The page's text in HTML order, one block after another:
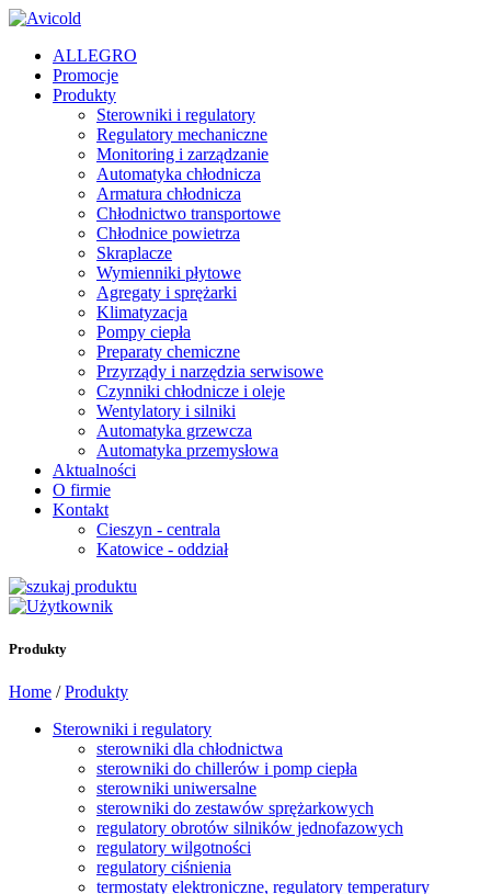
ALLEGRO
Promocje
Produkty
Sterowniki i regulatory
Regulatory mechaniczne
Monitoring i zarządzanie
Automatyka chłodnicza
Armatura chłodnicza
Chłodnictwo transportowe
Chłodnice powietrza
Skraplacze
Wymienniki płytowe
Agregaty i sprężarki
Klimatyzacja
Pompy ciepła
Preparaty chemiczne
Przyrządy i narzędzia serwisowe
Czynniki chłodnicze i oleje
Wentylatory i silniki
Automatyka grzewcza
Automatyka przemysłowa
Aktualności
O firmie
Kontakt
Cieszyn - centrala
Katowice - oddział
Produkty
Home /Produkty
Sterowniki i regulatory
sterowniki dla chłodnictwa
sterowniki do chillerów i pomp ciepła
sterowniki uniwersalne
sterowniki do zestawów sprężarkowych
regulatory obrotów silników jednofazowych
regulatory wilgotności
regulatory ciśnienia
termostaty elektroniczne, regulatory temperatury